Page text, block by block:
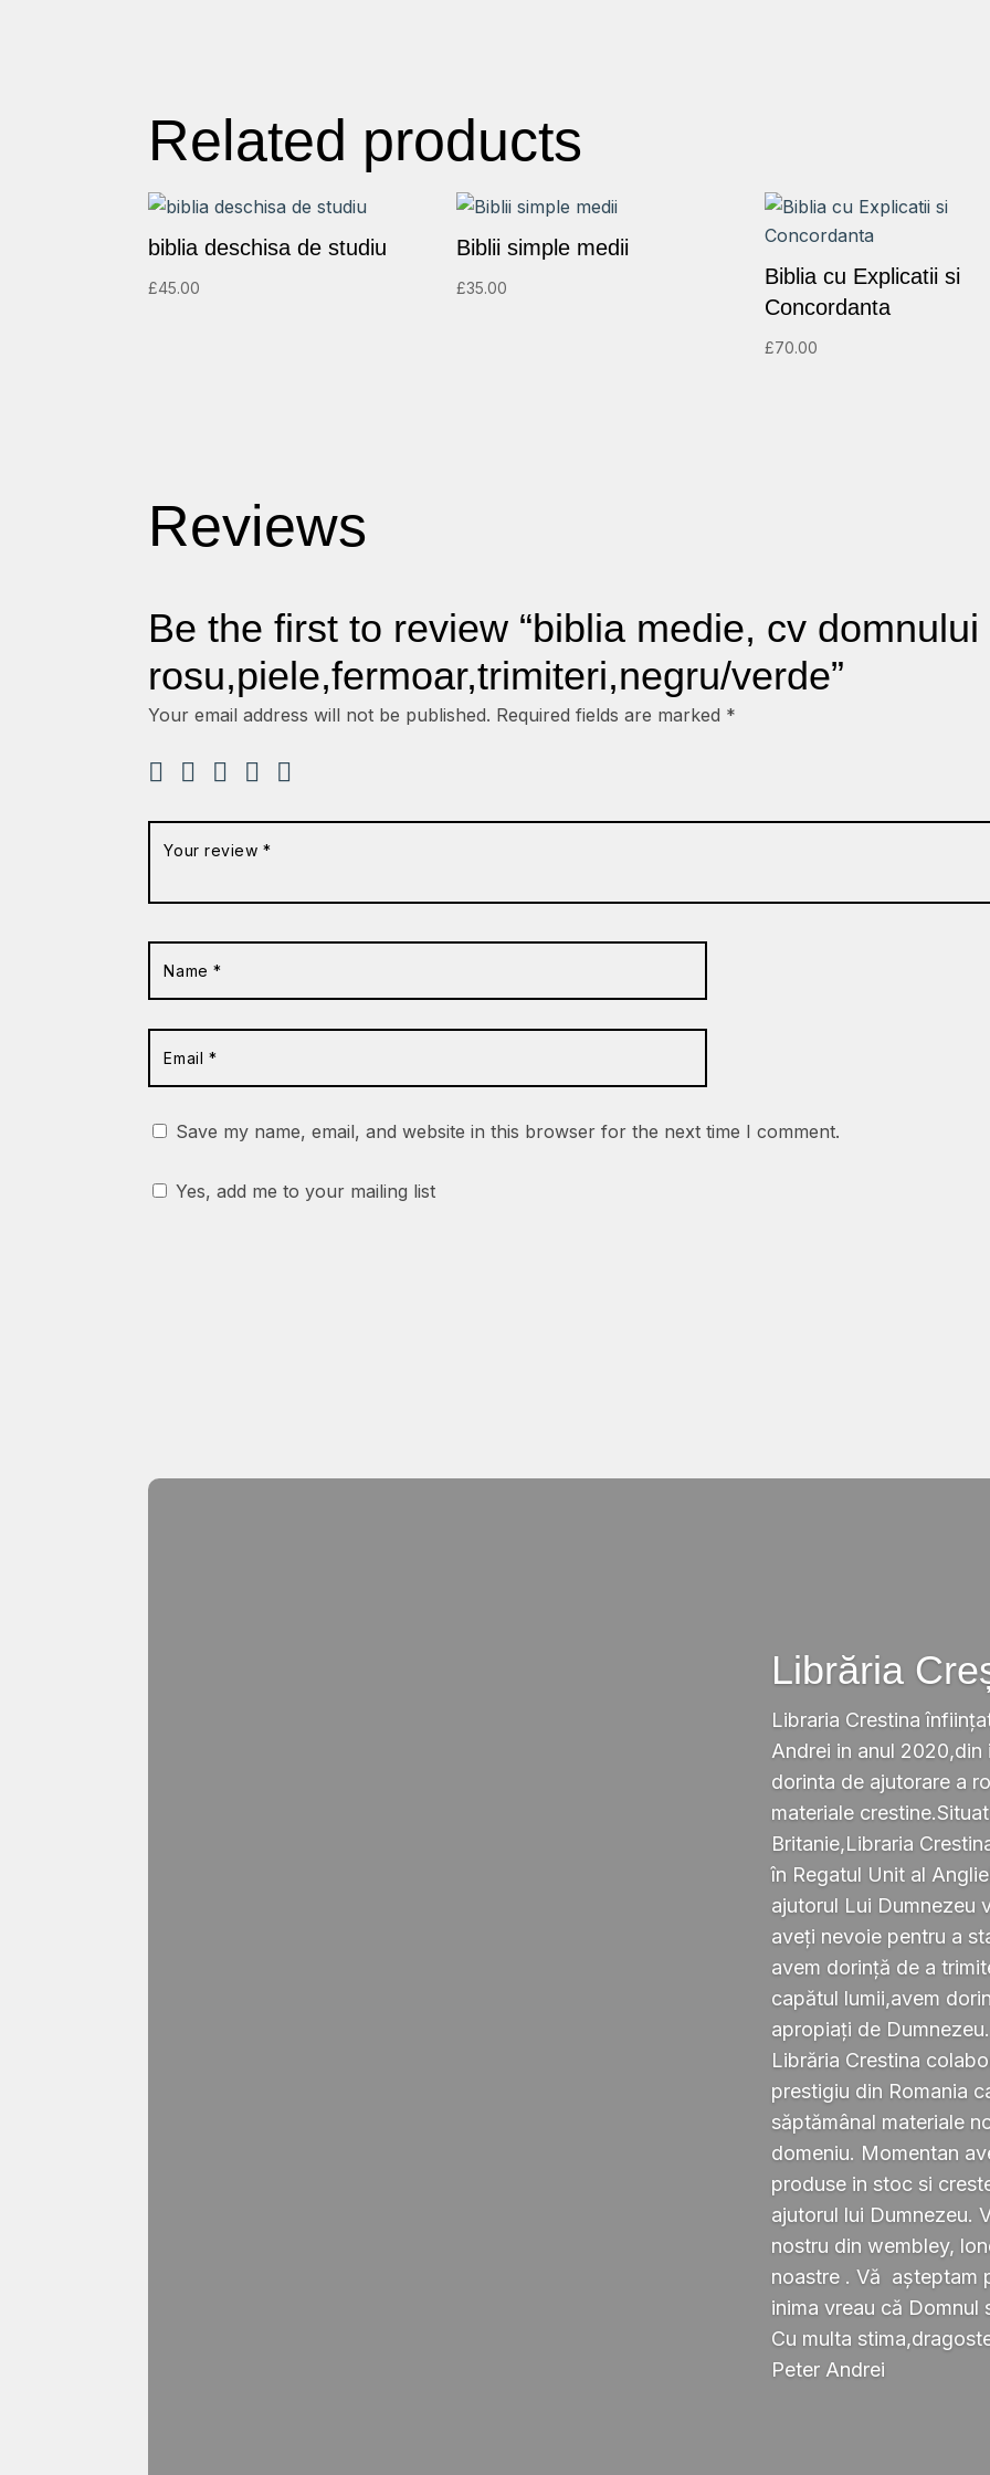
Related products
biblia deschisa de studiu
£45.00
Biblii simple medii
£35.00
Biblia cu Explicatii si
Concordanta
£70.00
Reviews
Be the first to review “biblia medie, cv domnului
rosu,piele,fermoar,trimiteri,negru/verde”
Your email address will not be published. Required fields are marked *
Save my name, email, and website in this browser for the next time I comment.
Yes, add me to your mailing list
Librăria
Libraria Crestina
Andrei in anul
dorinta de ajutorare a
materiale
Britanie,Libraria
în Regatul Unit al
ajutorul Lui Dumnezeu
aveți nevoie pentru a
avem dorință de a
capătul lumii,avem
apropiați de Dumnezeu.
Librăria Crestina
prestigiu din Romania
săptămânal materiale
domeniu. Momentan
produse in stoc si
ajutorul lui Dumnezeu.
nostru din wembley,
noastre . Vă așteptam
inima vreau că Domnul
Cu multa
Peter Andrei